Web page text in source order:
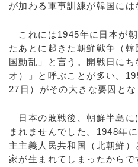
が加わる軍事訓練が韓国には
これには1945年に日本が
たあとに起きた朝鮮戦争（
国動乱」と言う。開戦日に
オ）」と呼ぶことが多い。
27日）がその大きな要因とな
日本の敗戦後、朝鮮半島に
まれませんでした。1948年
主主義人民共和国（北朝鮮
家が生まれてしまったからで